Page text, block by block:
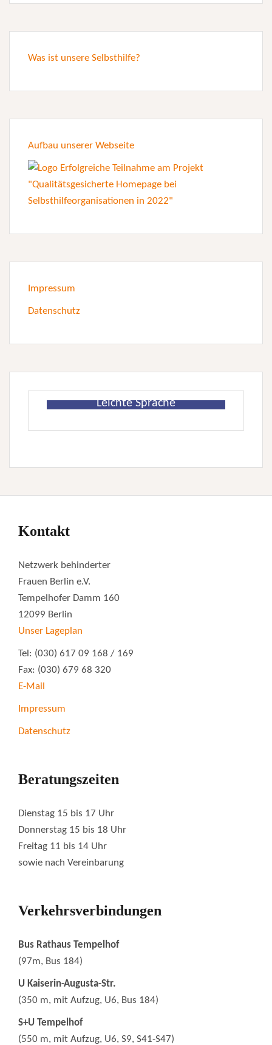
Was ist unsere Selbsthilfe?
Aufbau unserer Webseite
Impressum
Datenschutz
Leichte Sprache
Kontakt
Netzwerk behinderter
Frauen Berlin e.V.
Tempelhofer Damm 160
12099 Berlin
Unser Lageplan
Tel: (030) 617 09 168 / 169
Fax: (030) 679 68 320
E-Mail
Impressum
Datenschutz
Beratungszeiten
Dienstag 15 bis 17 Uhr
Donnerstag 15 bis 18 Uhr
Freitag 11 bis 14 Uhr
sowie nach Vereinbarung
Verkehrsverbindungen
Bus Rathaus Tempelhof
(97m, Bus 184)
U Kaiserin-Augusta-Str.
(350 m, mit Aufzug, U6, Bus 184)
S+U Tempelhof
(550 m, mit Aufzug, U6, S9, S41-S47)